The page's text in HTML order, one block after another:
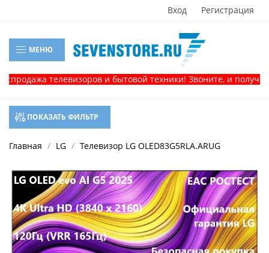
Вход Регистрация
МЕНЮ
и бытовой техники! Звоните, и получите
ПОКАЗАТЬ ФИЛЬТР
Главная LG Телевизор LG OLED83G5RLA.ARUG